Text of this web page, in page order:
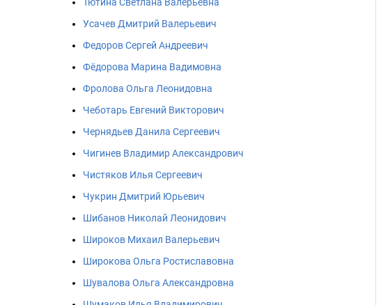
Усачев Дмитрий Валерьевич
Федоров Сергей Андреевич
Фёдорова Марина Вадимовна
Фролова Ольга Леонидовна
Чеботарь Евгений Викторович
Чернядьев Данила Сергеевич
Чигинев Владимир Александрович
Чистяков Илья Сергеевич
Чукрин Дмитрий Юрьевич
Шибанов Николай Леонидович
Широков Михаил Валерьевич
Широкова Ольга Ростиславовна
Шувалова Ольга Александровна